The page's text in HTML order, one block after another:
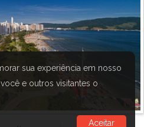
sua experiência em nosso
e outros visitantes o
Aceitar